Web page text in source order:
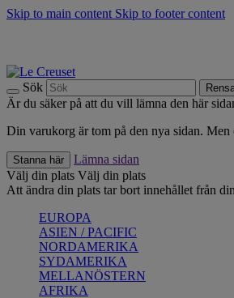
Skip to main content Skip to footer content
Sök
Är du säker på att du vill lämna den här
Din varukorg är tom på den nya sidan.
Stanna här
Lämna sidan
Välj din plats Välj din plats
Att ändra din plats tar bort innehållet från
EUROPA
ASIEN / PACIFIC
NORDAMERIKA
SYDAMERIKA
MELLANÖSTERN
AFRIKA